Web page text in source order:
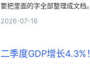
要把里面的字全部整理成文档
具，能帮我们快速把图里的文
2026-07-16